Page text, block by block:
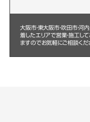
大阪市・東大阪市・吹田市・河
着したエリアで営業・施工し
ますのでお気軽にご相談くだ